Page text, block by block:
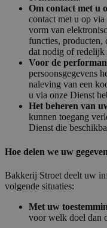
Om contact met u
contact met u op
vorm van
functies, producten,
dat nodig of redelijk
Voor de
persoonsgegevens
naleving van een
u via onze Dienst
Het beheren van
kunnen toegang
Dienst die
Hoe delen we uw
Bakkerij Stroet deelt uw
volgende situaties:
Met uw
voor welk doel dan